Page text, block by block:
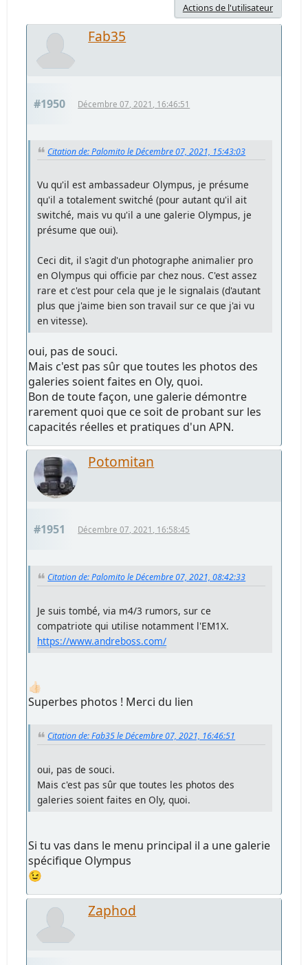
Actions de l'utilisateur
Fab35
#1950 Décembre 07, 2021, 16:46:51
Citation de: Palomito le Décembre 07, 2021, 15:43:03
Vu qu'il est ambassadeur Olympus, je présume
qu'il a totalement switché (pour autant qu'il ait
switché, mais vu qu'il a une galerie Olympus, je
présume que oui).
Ceci dit, il s'agit d'un photographe animalier pro
en Olympus qui officie par chez nous. C'est assez
rare et c'est pour cela que je le signalais (d'autant
plus que j'aime bien son travail sur ce que j'ai vu
en vitesse).
oui, pas de souci.
Mais c'est pas sûr que toutes les photos des
galeries soient faites en Oly, quoi.
Bon de toute façon, une galerie démontre
rarement quoi que ce soit de probant sur les
capacités réelles et pratiques d'un APN.
Potomitan
#1951 Décembre 07, 2021, 16:58:45
Citation de: Palomito le Décembre 07, 2021, 08:42:33
Je suis tombé, via m4/3 rumors, sur ce
compatriote qui utilise notamment l'EM1X.
https://www.andreboss.com/
👍🏻
Superbes photos ! Merci du lien
Citation de: Fab35 le Décembre 07, 2021, 16:46:51
oui, pas de souci.
Mais c'est pas sûr que toutes les photos des
galeries soient faites en Oly, quoi.
Si tu vas dans le menu principal il a une galerie
spécifique Olympus
😉
Zaphod